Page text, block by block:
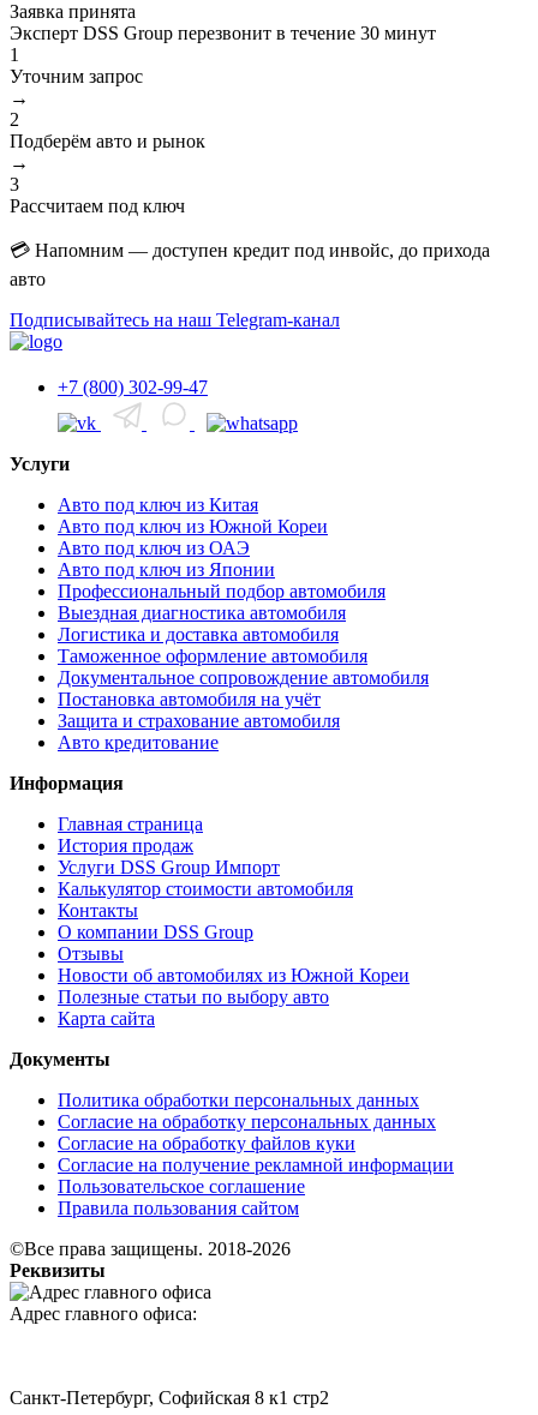
Заявка принята
Эксперт DSS Group перезвонит в течение 30 минут
1
Уточним запрос
→
2
Подберём авто и рынок
→
3
Рассчитаем под ключ
💳 Напомним — доступен кредит под инвойс, до прихода
авто
Подписывайтесь на наш Telegram-канал
+7 (800) 302-99-47
Услуги
Авто под ключ из Китая
Авто под ключ из Южной Кореи
Авто под ключ из ОАЭ
Авто под ключ из Японии
Профессиональный подбор автомобиля
Выездная диагностика автомобиля
Логистика и доставка автомобиля
Таможенное оформление автомобиля
Документальное сопровождение автомобиля
Постановка автомобиля на учёт
Защита и страхование автомобиля
Авто кредитование
Информация
Главная страница
История продаж
Услуги DSS Group Импорт
Калькулятор стоимости автомобиля
Контакты
О компании DSS Group
Отзывы
Новости об автомобилях из Южной Кореи
Полезные статьи по выбору авто
Карта сайта
Документы
Политика обработки персональных данных
Согласие на обработку персональных данных
Согласие на обработку файлов куки
Согласие на получение рекламной информации
Пользовательское соглашение
Правила пользования сайтом
©Все права защищены. 2018-2026
Реквизиты
Адрес главного офиса:
Санкт-Петербург, Софийская 8 к1 стр2